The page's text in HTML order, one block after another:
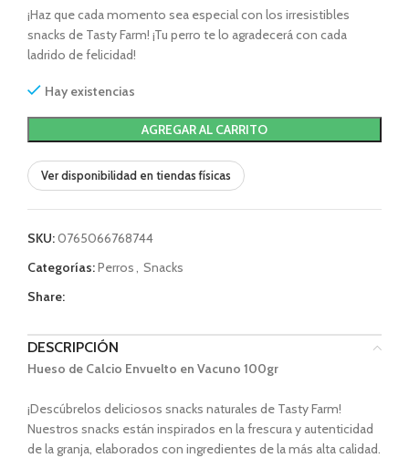
¡Haz que cada momento sea especial con los irresistibles
snacks de Tasty Farm! ¡Tu perro te lo agradecerá con cada
ladrido de felicidad!
Hay existencias
AGREGAR AL CARRITO
Ver disponibilidad en tiendas físicas
SKU:0765066768744
Categorías:Perros, Snacks
Share:
DESCRIPCIÓN
Hueso de Calcio Envuelto en Vacuno 100gr
¡Descúbrelos deliciosos snacks naturales de Tasty Farm!
Nuestros snacks están inspirados en la frescura y autenticidad
de la granja, elaborados con ingredientes de la más alta calidad.